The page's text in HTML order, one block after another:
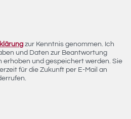
zur Kenntnis genommen. Ich
und Daten zur Beantwortung
erhoben und gespeichert werden. Sie
für die Zukunft per E-Mail an